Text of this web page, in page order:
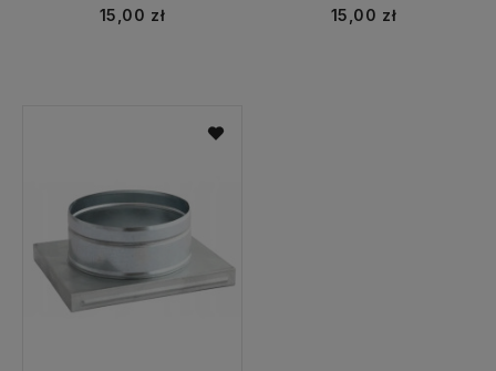
Cena
15,00 zł
Cena
15,00 zł